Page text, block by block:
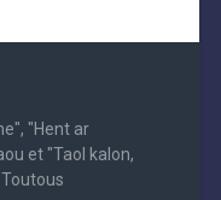
"Hent ar
et "Taol kalon,